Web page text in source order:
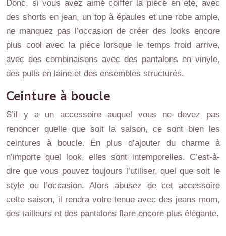
Donc, si vous avez aimé coiffer la pièce en été, avec
des shorts en jean, un top à épaules et une robe ample,
ne manquez pas l’occasion de créer des looks encore
plus cool avec la pièce lorsque le temps froid arrive,
avec des combinaisons avec des pantalons en vinyle,
des pulls en laine et des ensembles structurés.
Ceinture à boucle
S’il y a un accessoire auquel vous ne devez pas
renoncer quelle que soit la saison, ce sont bien les
ceintures à boucle. En plus d’ajouter du charme à
n’importe quel look, elles sont intemporelles. C’est-à-
dire que vous pouvez toujours l’utiliser, quel que soit le
style ou l’occasion. Alors abusez de cet accessoire
cette saison, il rendra votre tenue avec des jeans mom,
des tailleurs et des pantalons flare encore plus élégante.